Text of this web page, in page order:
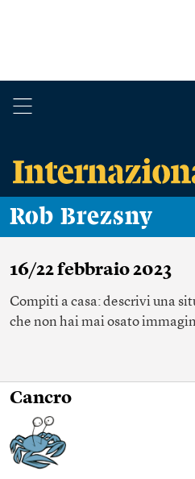
Rob Brezsny
16/22 febbraio 2023
Compiti a casa: descrivi una
che non hai mai osato
Cancro